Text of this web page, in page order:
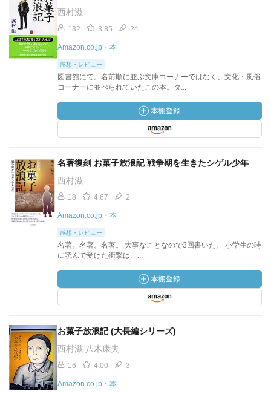
西村滋
132 3.85 24
Amazon.co.jp・本
感想・レビュー
図書館にて。名前順に並ぶ文庫コーナーではなく、文化・風俗
コーナーに並べられていたこの本。タ...
名著復刻 お菓子放浪記 戦争期を生きたシゲル少年
西村滋
18 4.67 2
Amazon.co.jp・本
感想・レビュー
名著。名著。名著。 大事なことなので3回書いた。 小学生の時
に読んで受けた衝撃は、...
お菓子放浪記 (大長編シリーズ)
西村滋 八木康夫
16 4.00 3
Amazon.co.jp・本